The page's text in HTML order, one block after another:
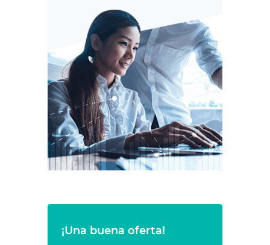
¡Una buena oferta!